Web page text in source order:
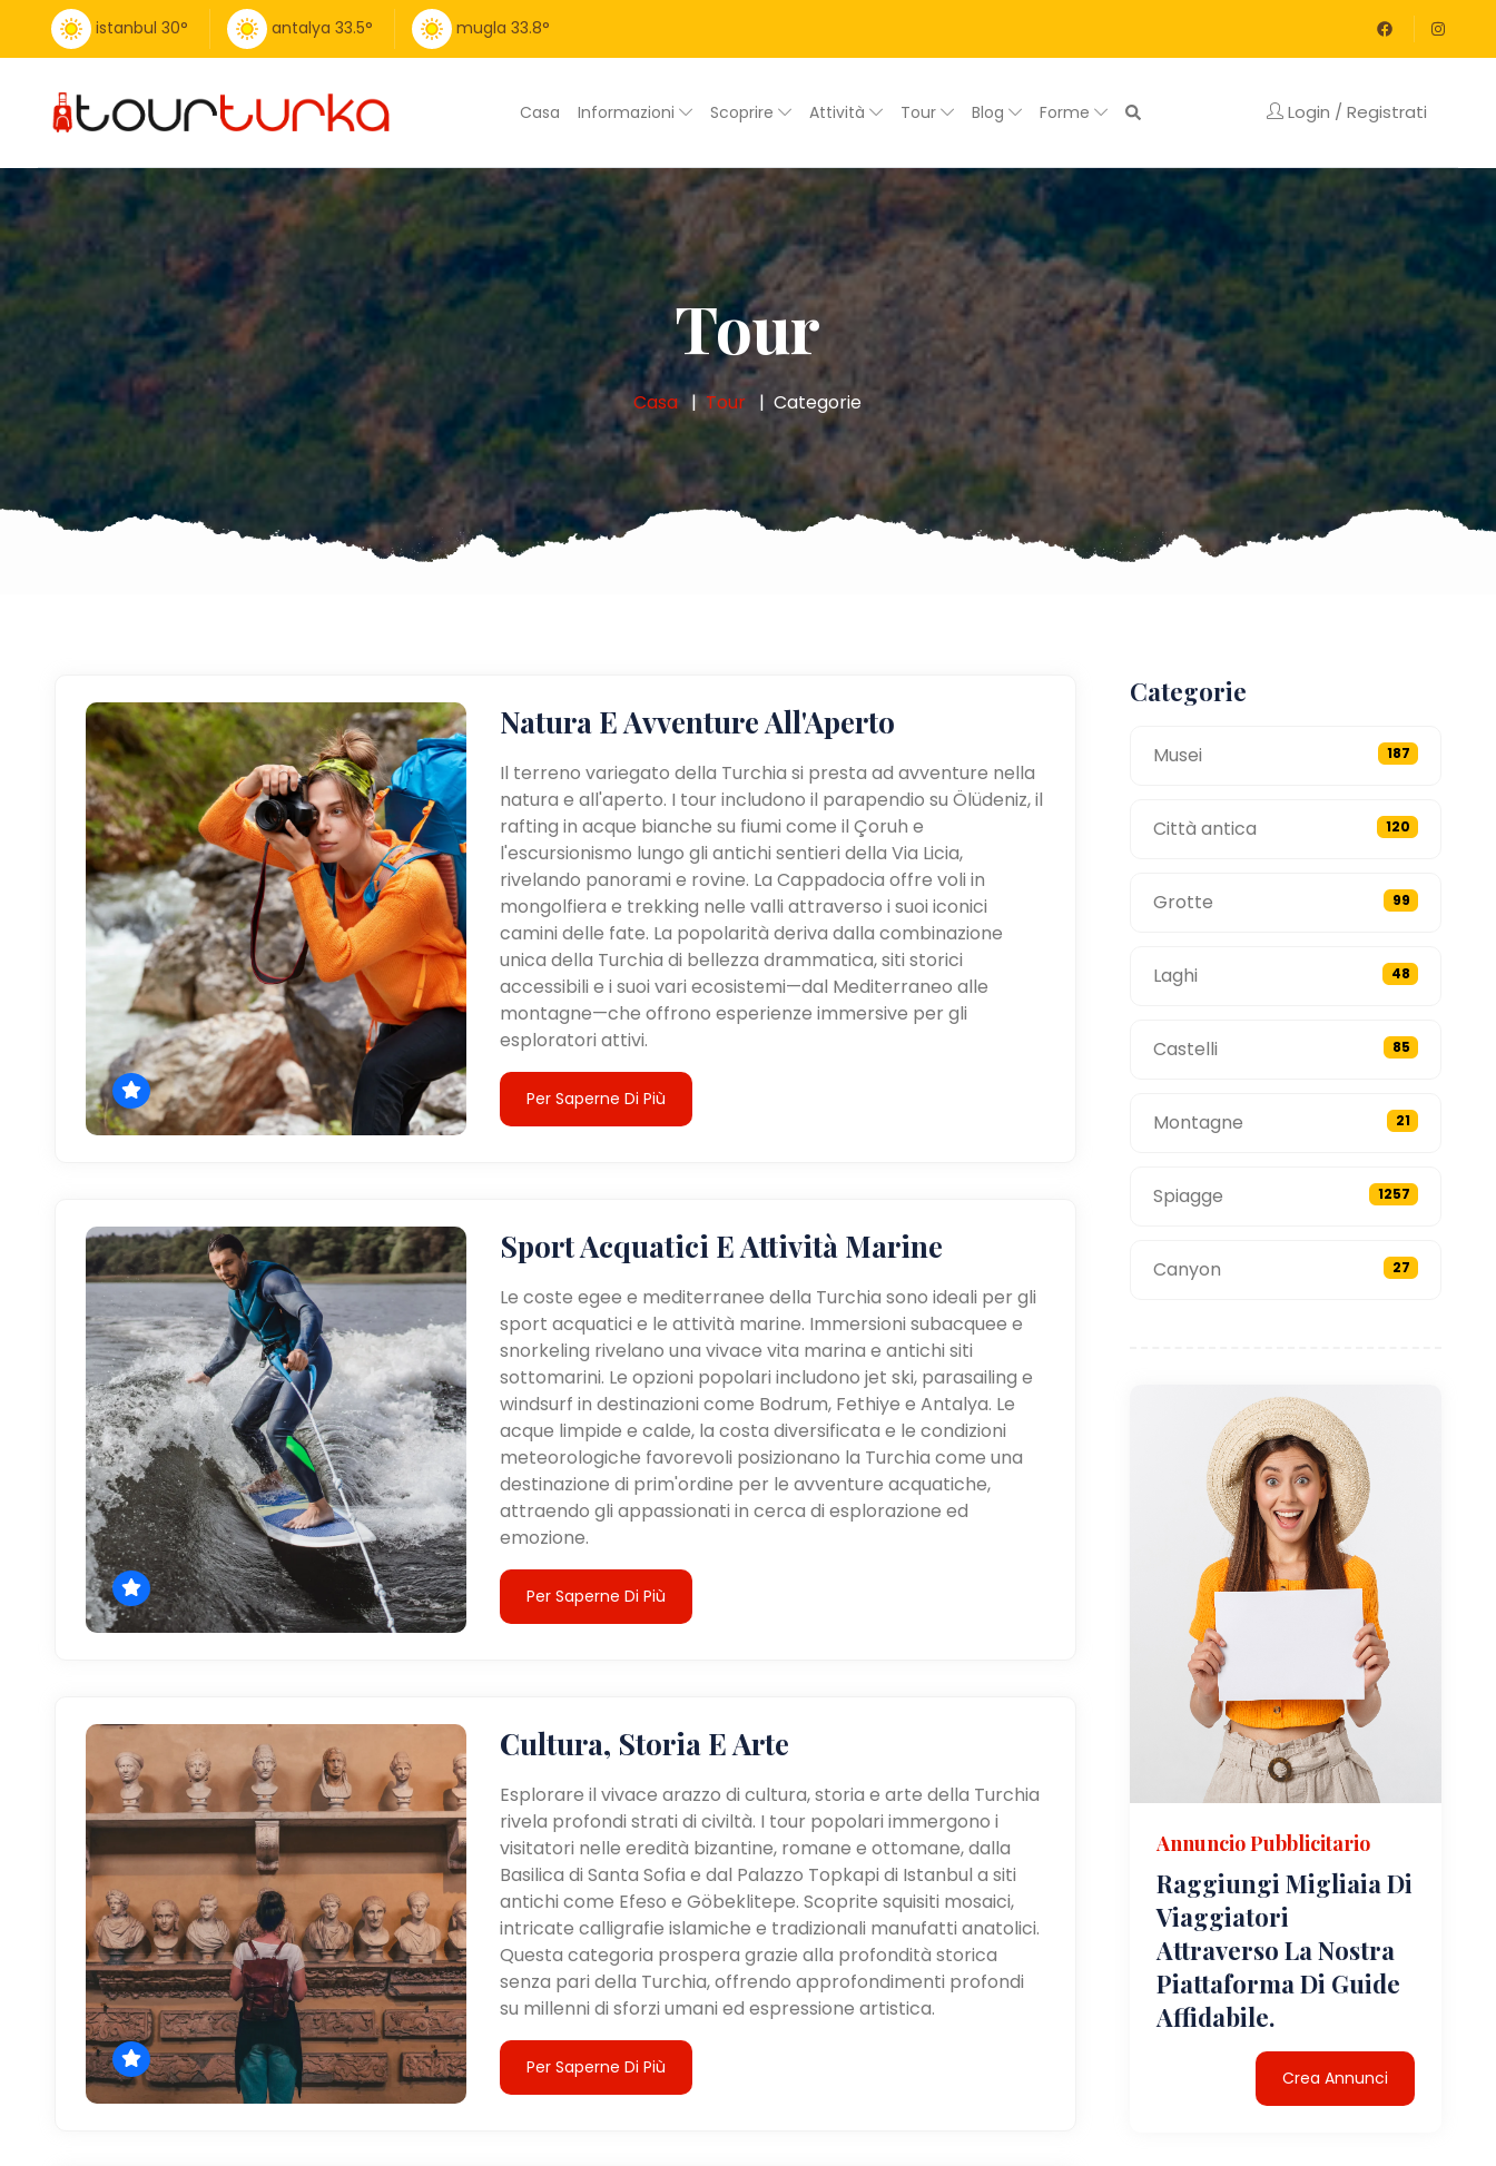
istanbul 30° antalya 33.5° mugla 33.8°
Casa Informazioni Scoprire Attività Tour Blog Forme Login / Registrati
Tour
Casa Tour Categorie
Natura E Avventure All'Aperto
Il terreno variegato della Turchia si presta ad avventure nella
natura e all'aperto. I tour includono il parapendio su Ölüdeniz, il
rafting in acque bianche su fiumi come il Çoruh e
l'escursionismo lungo gli antichi sentieri della Via Licia,
rivelando panorami e rovine. La Cappadocia offre voli in
mongolfiera e trekking nelle valli attraverso i suoi iconici
camini delle fate. La popolarità deriva dalla combinazione
unica della Turchia di bellezza drammatica, siti storici
accessibili e i suoi vari ecosistemi—dal Mediterraneo alle
montagne—che offrono esperienze immersive per gli
esploratori attivi.
Per Saperne Di Più
Sport Acquatici E Attività Marine
Le coste egee e mediterranee della Turchia sono ideali per gli
sport acquatici e le attività marine. Immersioni subacquee e
snorkeling rivelano una vivace vita marina e antichi siti
sottomarini. Le opzioni popolari includono jet ski, parasailing e
windsurf in destinazioni come Bodrum, Fethiye e Antalya. Le
acque limpide e calde, la costa diversificata e le condizioni
meteorologiche favorevoli posizionano la Turchia come una
destinazione di prim'ordine per le avventure acquatiche,
attraendo gli appassionati in cerca di esplorazione ed
emozione.
Per Saperne Di Più
Cultura, Storia E Arte
Esplorare il vivace arazzo di cultura, storia e arte della Turchia
rivela profondi strati di civiltà. I tour popolari immergono i
visitatori nelle eredità bizantine, romane e ottomane, dalla
Basilica di Santa Sofia e dal Palazzo Topkapi di Istanbul a siti
antichi come Efeso e Göbeklitepe. Scoprite squisiti mosaici,
intricate calligrafie islamiche e tradizionali manufatti anatolici.
Questa categoria prospera grazie alla profondità storica
senza pari della Turchia, offrendo approfondimenti profondi
su millenni di sforzi umani ed espressione artistica.
Per Saperne Di Più
Categorie
Musei 187
Città antica 120
Grotte 99
Laghi 48
Castelli 85
Montagne 21
Spiagge 1257
Canyon 27
Annuncio Pubblicitario
Raggiungi Migliaia Di
Viaggiatori
Attraverso La Nostra
Piattaforma Di Guide
Affidabile.
Crea Annunci